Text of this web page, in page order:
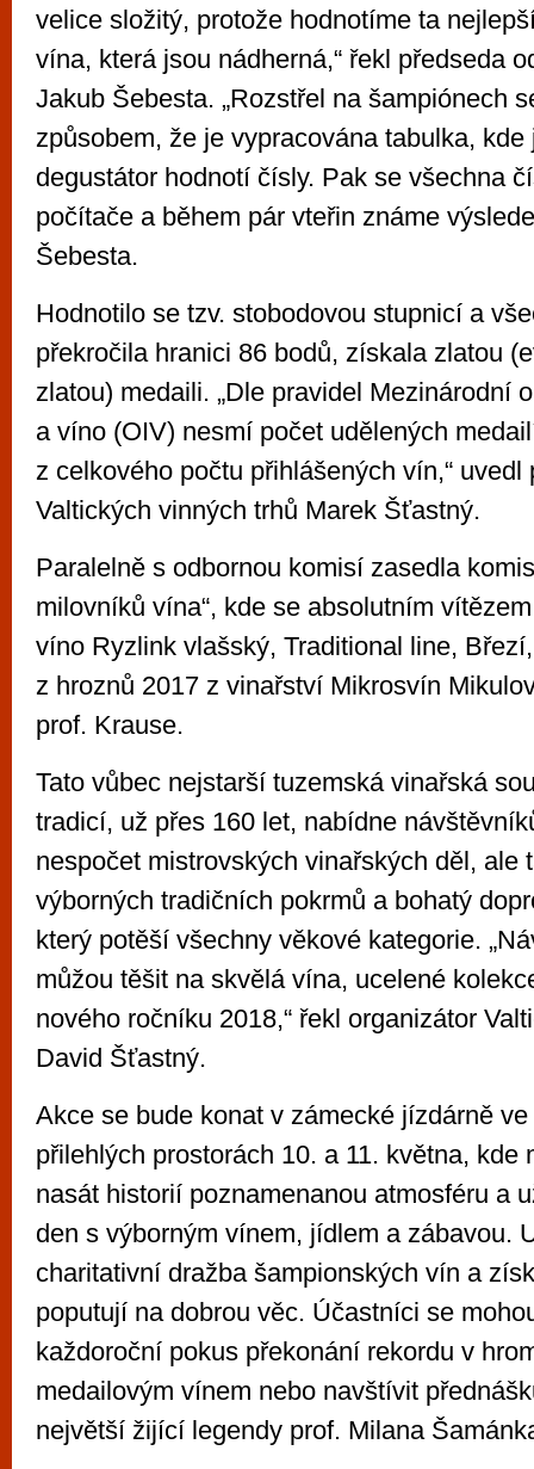
velice složitý, protože hodnotíme ta
vína, která jsou nádherná,“ řekl předseda
Jakub Šebesta. „Rozstřel na šampiónech
způsobem, že je vypracována tabulka,
degustátor hodnotí čísly. Pak se všechna
počítače a během pár vteřin známe
Šebesta.
Hodnotilo se tzv. stobodovou stupnicí a
překročila hranici 86 bodů, získala zlatou
zlatou) medaili. „Dle pravidel Mezinárodní
a víno (OIV) nesmí počet udělených
z celkového počtu přihlášených vín,“ uvedl
Valtických vinných trhů Marek Šťastný.
Paralelně s odbornou komisí zasedla
milovníků vína“, kde se absolutním
víno Ryzlink vlašský, Traditional line,
z hroznů 2017 z vinařství Mikrosvín
prof. Krause.
Tato vůbec nejstarší tuzemská vinařská
tradicí, už přes 160 let, nabídne
nespočet mistrovských vinařských děl, ale
výborných tradičních pokrmů a bohatý
který potěší všechny věkové kategorie.
můžou těšit na skvělá vína, ucelené
nového ročníku 2018,“ řekl organizátor
David Šťastný.
Akce se bude konat v zámecké jízdárně
přilehlých prostorách 10. a 11. května, kde
nasát historií poznamenanou atmosféru a
den s výborným vínem, jídlem a zábavou.
charitativní dražba šampionských vín a
poputují na dobrou věc. Účastníci se
každoroční pokus překonání rekordu v
medailovým vínem nebo navštívit
největší žijící legendy prof. Milana